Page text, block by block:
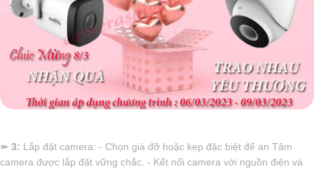
⤘ 3: Lắp đặt camera: - Chọn giá đỡ hoặc kẹp đặc biệt để an Tâm
camera được lắp đặt vững chắc. - Kết nối camera với nguồn điện và